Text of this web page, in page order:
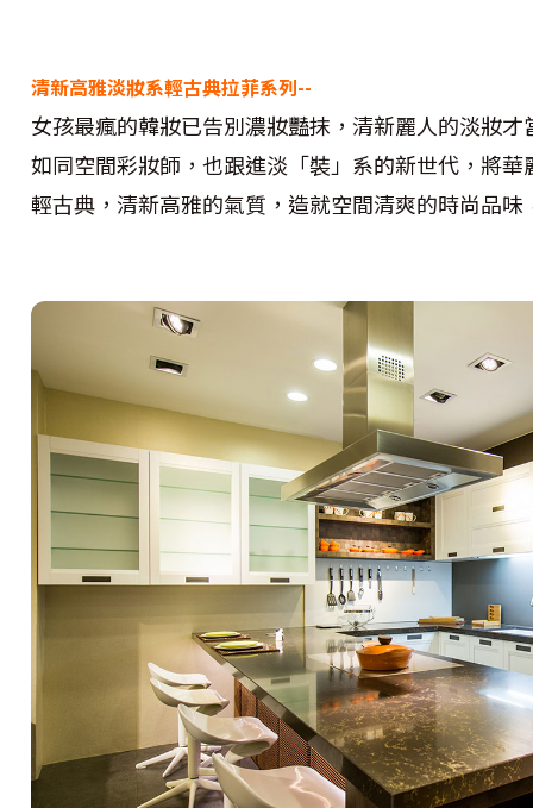
清新高雅淡妝系輕古典拉菲系列--
女孩最瘋的韓妝已告別濃妝豔抹，清新麗人的淡妝
如同空間彩妝師，也跟進淡「裝」系的新世代，將
輕古典，清新高雅的氣質，造就空間清爽的時尚品